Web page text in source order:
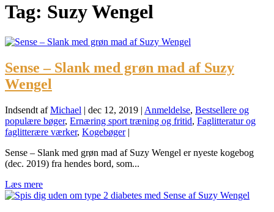
Tag: Suzy Wengel
Sense – Slank med grøn mad af Suzy
Wengel
Indsendt afMichael | dec 12, 2019 | Anmeldelse, Bestsellere og
populære bøger, Ernæring sport træning og fritid, Faglitteratur og
faglitterære værker, Kogebøger|
Sense – Slank med grøn mad af Suzy Wengel er nyeste kogebog
(dec. 2019) fra hendes bord, som...
Læs mere